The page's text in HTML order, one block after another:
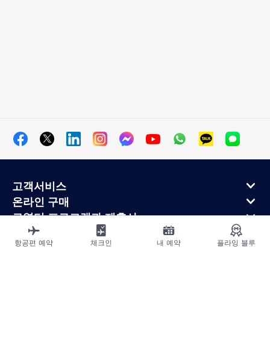
고객서비스
온라인 구매
로열티 프로그램과 제휴사
에어프랑스 정보
에어프랑스 모바일 앱
항공편 예약 체크인 내 예약 플라잉 블루